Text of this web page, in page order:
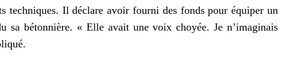
techniques. Il déclare avoir fourni des fonds pour équiper un
sa bétonnière. « Elle avait une voix choyée. Je n’imaginais